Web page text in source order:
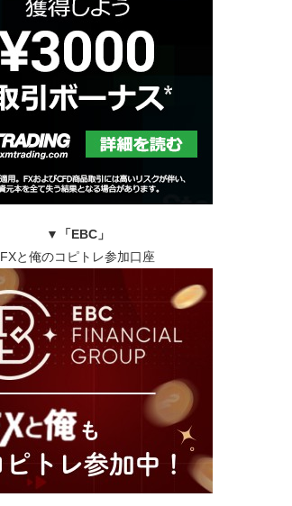
▼
「EBC」
FXと俺のコピトレ参加口座